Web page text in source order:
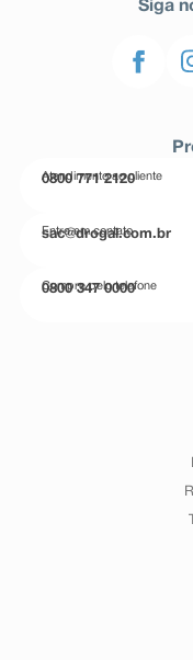
Siga
Atendimento ao cliente
0800 771 2120
Entre em contato
sac@drogal.com.br
Compre pelo telefone
0800 347 0000